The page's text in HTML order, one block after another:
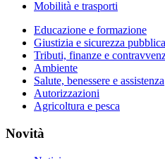
Mobilità e trasporti
Educazione e formazione
Giustizia e sicurezza pubblica
Tributi, finanze e
Ambiente
Salute, benessere e assistenza
Autorizzazioni
Agricoltura e pesca
Novità